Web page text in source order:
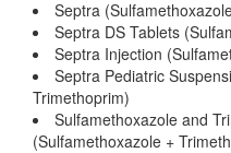
Septra
Septra DS Tablets
Septra Injection
Septra Pediatric
Trimethoprim)
Sulfamethoxazole and
(Sulfamethoxazole +